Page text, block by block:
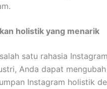
holistik yang menarik
satu rahasia
Anda dapat
Instagram holistik